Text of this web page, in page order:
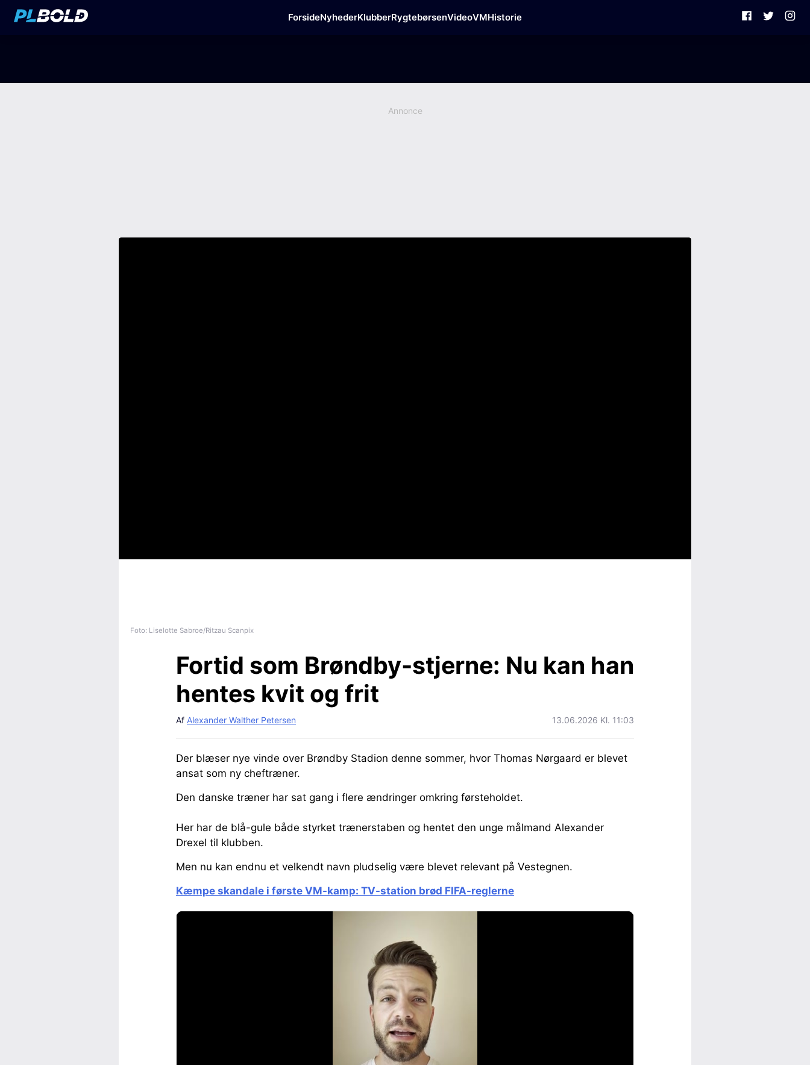
ForsideNyhederKlubberRygtebørsenVideoVMHistorie
Annonce
Foto: Liselotte Sabroe/Ritzau Scanpix
Fortid som Brøndby-stjerne: Nu kan han
hentes kvit og frit
Af Alexander Walther Petersen 13.06.2026 Kl. 11:03
Der blæser nye vinde over Brøndby Stadion denne sommer, hvor Thomas Nørgaard er blevet
ansat som ny cheftræner.
Den danske træner har sat gang i flere ændringer omkring førsteholdet.
Her har de blå-gule både styrket trænerstaben og hentet den unge målmand Alexander
Drexel til klubben.
Men nu kan endnu et velkendt navn pludselig være blevet relevant på Vestegnen.
Kæmpe skandale i første VM-kamp: TV-station brød FIFA-reglerne